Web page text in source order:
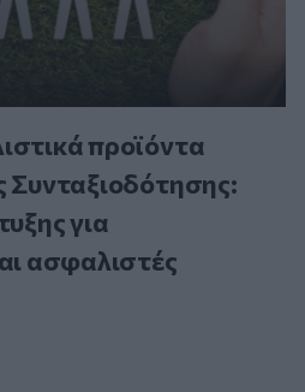
προϊόντα
Συνταξιοδότησης:
για
ασφαλιστές